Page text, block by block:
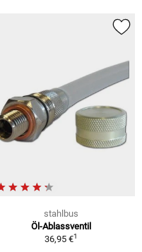
stahlbus
Öl-Ablassventil
36,95 €1